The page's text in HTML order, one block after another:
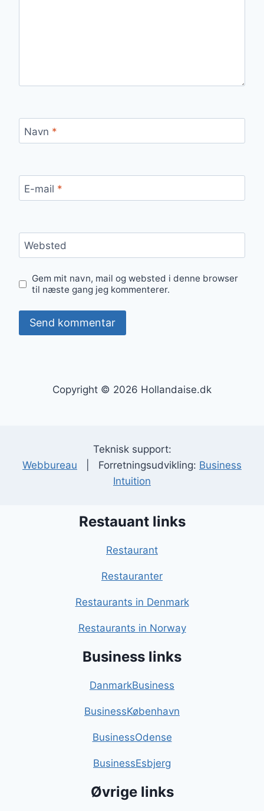
Navn *
E-mail *
Websted
Gem mit navn, mail og websted i denne browser
til næste gang jeg kommenterer.
Copyright © 2026 Hollandaise.dk
Teknisk support:
Webbureau | Forretningsudvikling: Business
Intuition
Restauant links
Restaurant
Restauranter
Restaurants in Denmark
Restaurants in Norway
Business links
DanmarkBusiness
BusinessKøbenhavn
BusinessOdense
BusinessEsbjerg
Øvrige links